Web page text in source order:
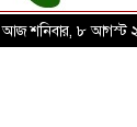
আজ শনিবার, ৮ আগস্ট